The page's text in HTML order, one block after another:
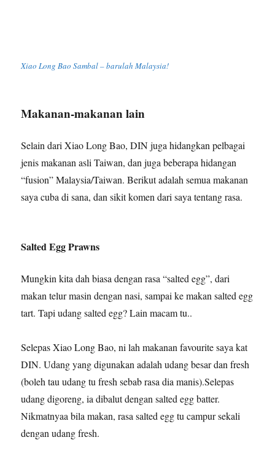
Xiao Long Bao Sambal – barulah Malaysia!
Makanan-makanan lain
Selain dari Xiao Long Bao, DIN juga hidangkan pelbagai
jenis makanan asli Taiwan, dan juga beberapa hidangan
“fusion” Malaysia/Taiwan. Berikut adalah semua makanan
saya cuba di sana, dan sikit komen dari saya tentang rasa.
Salted Egg Prawns
Mungkin kita dah biasa dengan rasa “salted egg”, dari
makan telur masin dengan nasi, sampai ke makan salted egg
tart. Tapi udang salted egg? Lain macam tu..
Selepas Xiao Long Bao, ni lah makanan favourite saya kat
DIN. Udang yang digunakan adalah udang besar dan fresh
(boleh tau udang tu fresh sebab rasa dia manis).Selepas
udang digoreng, ia dibalut dengan salted egg batter.
Nikmatnyaa bila makan, rasa salted egg tu campur sekali
dengan udang fresh.